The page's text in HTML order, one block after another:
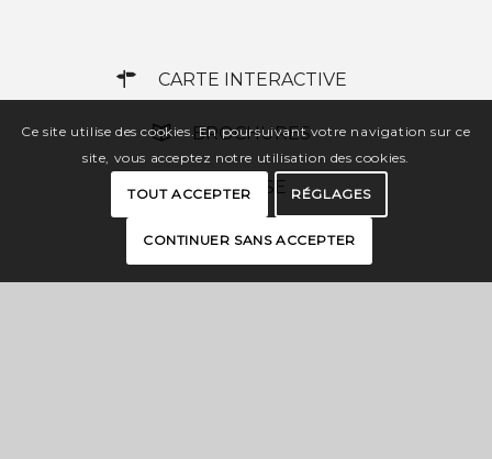
CARTE INTERACTIVE
BROCHURES
PRESSE
ESPACE PRO
Ce site utilise des cookies. En poursuivant votre navigation sur ce
site, vous acceptez notre utilisation des cookies.
TOUT ACCEPTER RÉGLAGES
CONTINUER SANS ACCEPTER